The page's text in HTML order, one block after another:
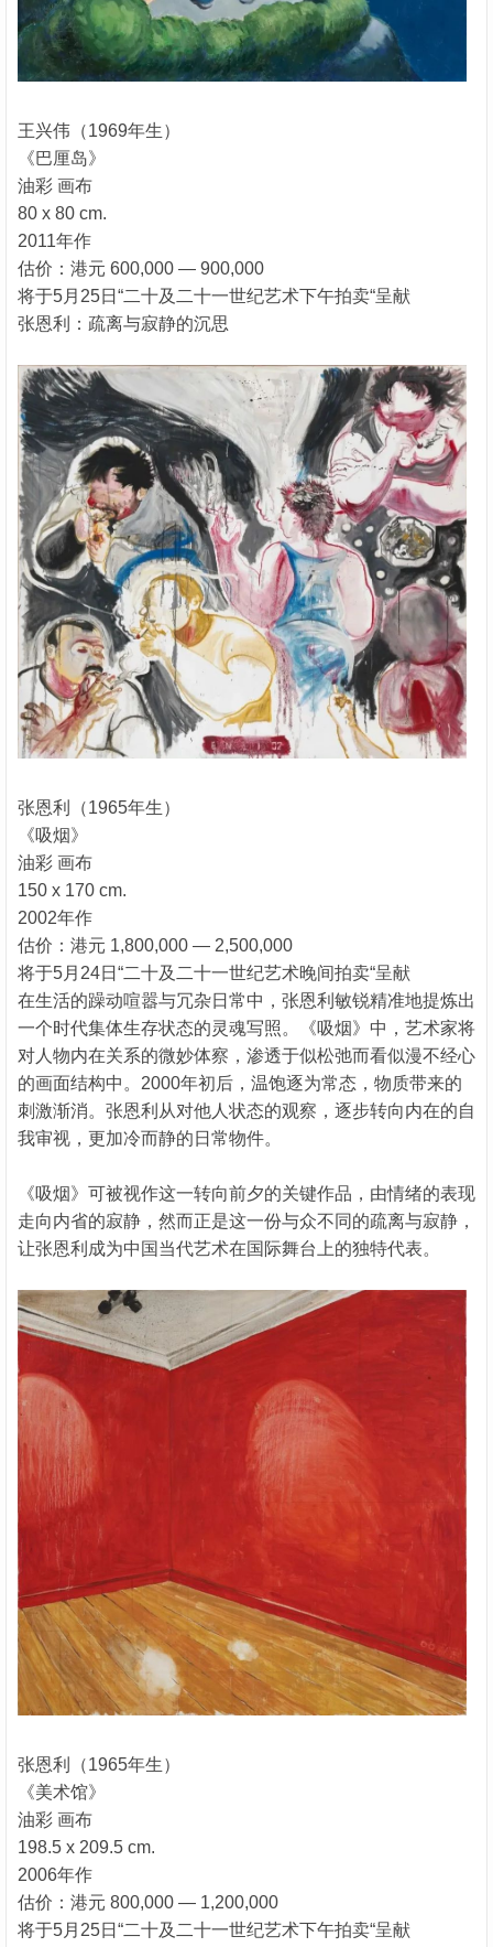
王兴伟（1969年生）
《巴厘岛》
油彩 画布
80 x 80 cm.
2011年作
估价：港元 600,000 — 900,000
将于5月25日“二十及二十一世纪艺术下午拍卖“呈献
张恩利：疏离与寂静的沉思
张恩利（1965年生）
《吸烟》
油彩 画布
150 x 170 cm.
2002年作
估价：港元 1,800,000 — 2,500,000
将于5月24日“二十及二十一世纪艺术晚间拍卖“呈献
在生活的躁动喧嚣与冗杂日常中，张恩利敏锐精准地提炼出
一个时代集体生存状态的灵魂写照。《吸烟》中，艺术家将
对人物内在关系的微妙体察，渗透于似松弛而看似漫不经心
的画面结构中。2000年初后，温饱逐为常态，物质带来的
刺激渐消。张恩利从对他人状态的观察，逐步转向内在的自
我审视，更加冷而静的日常物件。
《吸烟》可被视作这一转向前夕的关键作品，由情绪的表现
走向内省的寂静，然而正是这一份与众不同的疏离与寂静，
让张恩利成为中国当代艺术在国际舞台上的独特代表。
张恩利（1965年生）
《美术馆》
油彩 画布
198.5 x 209.5 cm.
2006年作
估价：港元 800,000 — 1,200,000
将于5月25日“二十及二十一世纪艺术下午拍卖“呈献